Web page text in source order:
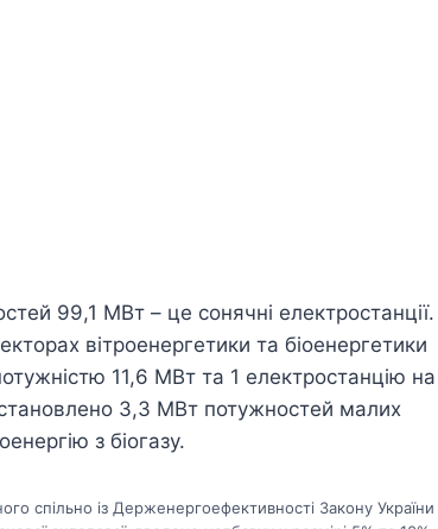
99,1 МВт – це сонячні електростанції.
вітроенергетики та біоенергетики
11,6 МВт та 1 електростанцію на
3,3 МВт потужностей малих
з біогазу.
спільно із Держенергоефективності Закону України